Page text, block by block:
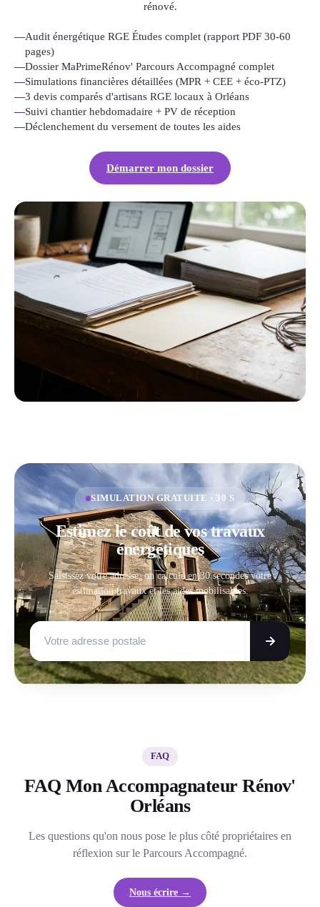
rénové.
—Audit énergétique RGE Études complet (rapport PDF 30-60
pages)
—Dossier MaPrimeRénov' Parcours Accompagné complet
—Simulations financières détaillées (MPR + CEE + éco-PTZ)
—3 devis comparés d'artisans RGE locaux à Orléans
—Suivi chantier hebdomadaire + PV de réception
—Déclenchement du versement de toutes les aides
Démarrer mon dossier
SIMULATION GRATUITE · 30 S
Estimez le coût de vos travaux
énergétiques
Saisissez votre adresse, on calcule en 30 secondes votre
estimation travaux et les aides mobilisables.
FAQ
FAQ Mon Accompagnateur Rénov'
Orléans
Les questions qu'on nous pose le plus côté propriétaires en
réflexion sur le Parcours Accompagné.
Nous écrire →